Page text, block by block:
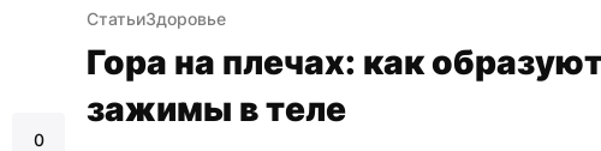
0
СтатьиЗдоровье
Гора на плечах: как
зажимы в теле